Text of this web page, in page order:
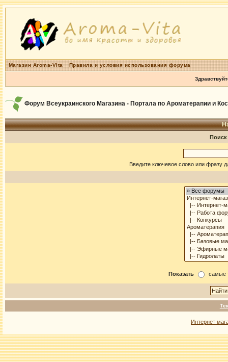
Магазин Aroma-Vita Правила и условия использования форума
Форум Всеукраинского Магазина - Портала по Ароматерапии и
Введите ключевое слово или фразу
Показать самые
Интернет